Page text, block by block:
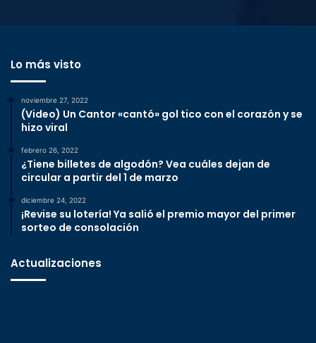
Lo más visto
noviembre 27, 2022
(Video) Un Cantor «cantó» gol tico con el corazón y se
hizo viral
febrero 26, 2022
¿Tiene billetes de algodón? Vea cuáles dejan de
circular a partir del 1 de marzo
diciembre 24, 2022
¡Revise su lotería! Ya salió el premio mayor del primer
sorteo de consolación
Actualizaciones